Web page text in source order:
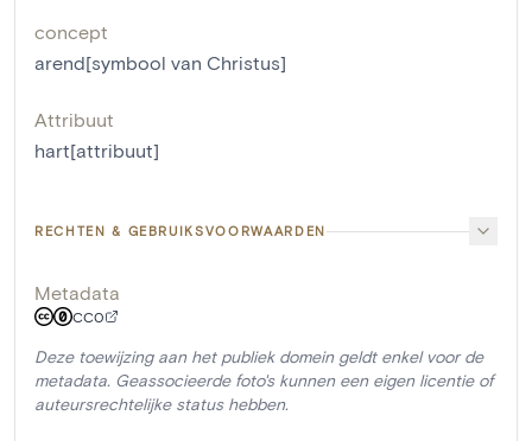
concept
arend[symbool van Christus]
Attribuut
hart[attribuut]
RECHTEN & GEBRUIKSVOORWAARDEN
Metadata
CC0
Deze toewijzing aan het publiek domein geldt enkel voor de
metadata. Geassocieerde foto's kunnen een eigen licentie of
auteursrechtelijke status hebben.